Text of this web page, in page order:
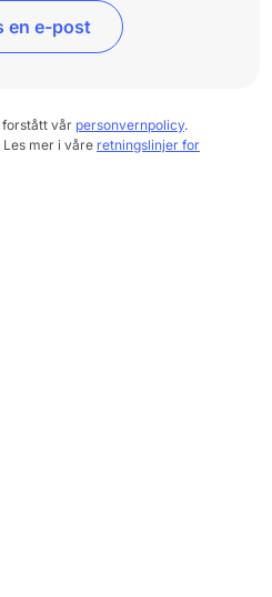
en e-post
forstått vår personvernpolicy.
mer i våre retningslinjer for